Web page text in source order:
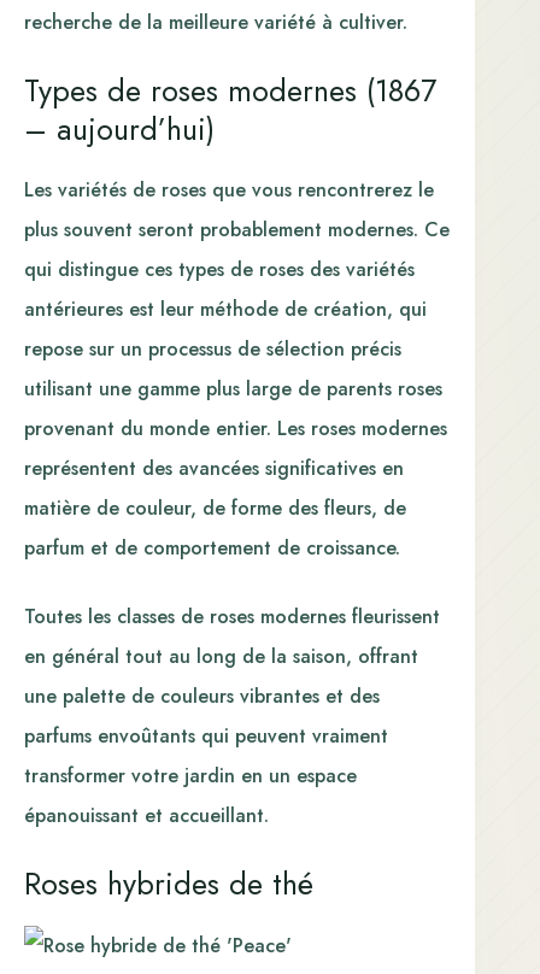
recherche de la meilleure variété à cultiver.
Types de roses modernes (1867
– aujourd’hui)
Les variétés de roses que vous rencontrerez le
plus souvent seront probablement modernes. Ce
qui distingue ces types de roses des variétés
antérieures est leur méthode de création, qui
repose sur un processus de sélection précis
utilisant une gamme plus large de parents roses
provenant du monde entier. Les roses modernes
représentent des avancées significatives en
matière de couleur, de forme des fleurs, de
parfum et de comportement de croissance.
Toutes les classes de roses modernes fleurissent
en général tout au long de la saison, offrant
une palette de couleurs vibrantes et des
parfums envoûtants qui peuvent vraiment
transformer votre jardin en un espace
épanouissant et accueillant.
Roses hybrides de thé